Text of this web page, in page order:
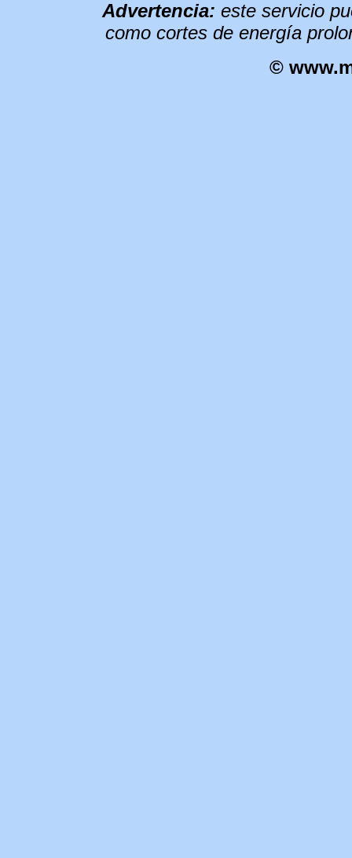
Advertencia: este servicio
como cortes de energía
©